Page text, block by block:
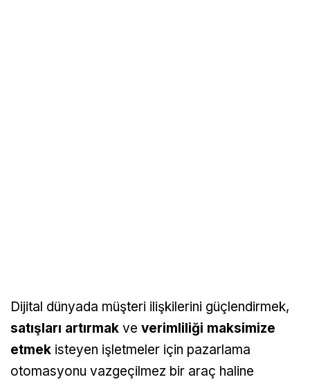
Dijital dünyada müşteri ilişkilerini güçlendirmek,
satışları artırmak ve verimliliği maksimize
etmek isteyen işletmeler için pazarlama
otomasyonu vazgeçilmez bir araç haline